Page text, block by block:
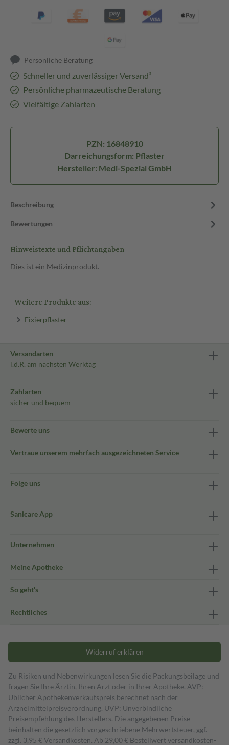
Persönliche Beratung
Schneller und zuverlässiger Versand³
Persönliche pharmazeutische Beratung
Vielfältige Zahlarten
PZN: 16848910
Darreichungsform: Pflaster
Hersteller: Medi-Spezial GmbH
Beschreibung
Bewertungen
Hinweistexte und Pflichtangaben
Dies ist ein Medizinprodukt.
Weitere Produkte aus:
Fixierpflaster
Versandarten
i.d.R. am nächsten Werktag
Zahlarten
sicher und bequem
Bewerte uns
Vertraue unserem mehrfach ausgezeichneten Service
Folge uns
Sanicare App
Unternehmen
Meine Apotheke
So geht's
Rechtliches
Widerruf erklären
Zu Risiken und Nebenwirkungen lesen Sie die Packungsbeilage und
fragen Sie Ihre Ärztin, Ihren Arzt oder in Ihrer Apotheke. AVP:
Üblicher Apothekenverkaufspreis berechnet nach der
Arzneimittelpreisverordnung. UVP: Unverbindliche
Preisempfehlung des Herstellers. Die angegebenen Preise
beinhalten die gesetzlich vorgeschriebene Mehrwertsteuer, ggf.
zzgl. 3,95 € Versandkosten. Ab 29,00 € Bestell­wert versand­kosten­